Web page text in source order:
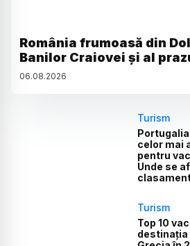
România frumoasă din
Banilor Craiovei și al
06.08.2026
Turism
celor mai
pentru
Unde se
Turism
Top 10
destinația